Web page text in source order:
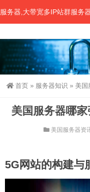
带宽多IP站群服务器,云
首页 » 服务器知识 » 美国
美国服务器哪
美国服务器资
5G网站的构建与